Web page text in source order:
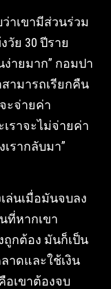
าเขามีส่วนร่วม
วัย 30 ปีราย
ายมาก” กอมปา
ามารถเรียกคืน
ะจ่ายค่า
ราจะไม่จ่ายค่า
รากลับมา”
นเมื่อมันจบลง
ที่หากเขา
ถูกต้อง มันก็เป็น
าดและใช้เงิน
อเขาต้องจบ